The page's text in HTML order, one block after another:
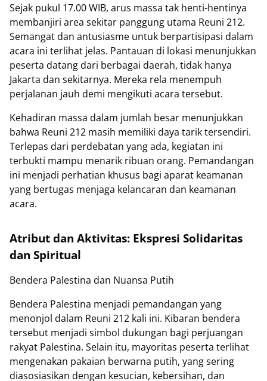
Sejak pukul 17.00 WIB, arus massa tak henti-hentinya
membanjiri area sekitar panggung utama Reuni 212.
Semangat dan antusiasme untuk berpartisipasi dalam
acara ini terlihat jelas. Pantauan di lokasi menunjukkan
peserta datang dari berbagai daerah, tidak hanya
Jakarta dan sekitarnya. Mereka rela menempuh
perjalanan jauh demi mengikuti acara tersebut.
Kehadiran massa dalam jumlah besar menunjukkan
bahwa Reuni 212 masih memiliki daya tarik tersendiri.
Terlepas dari perdebatan yang ada, kegiatan ini
terbukti mampu menarik ribuan orang. Pemandangan
ini menjadi perhatian khusus bagi aparat keamanan
yang bertugas menjaga kelancaran dan keamanan
acara.
Atribut dan Aktivitas: Ekspresi Solidaritas
dan Spiritual
Bendera Palestina dan Nuansa Putih
Bendera Palestina menjadi pemandangan yang
menonjol dalam Reuni 212 kali ini. Kibaran bendera
tersebut menjadi simbol dukungan bagi perjuangan
rakyat Palestina. Selain itu, mayoritas peserta terlihat
mengenakan pakaian berwarna putih, yang sering
diasosiasikan dengan kesucian, kebersihan, dan